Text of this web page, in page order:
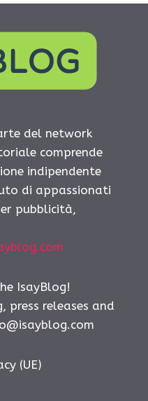
del network
comprende
indipendente
di appassionati
pubblicità,
IsayBlog!
press releases and
(UE)